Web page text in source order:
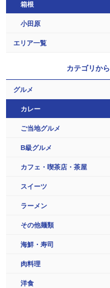
箱根
小田原
エリア一覧
カテゴリから
グルメ
カレー
ご当地グルメ
B級グルメ
カフェ・喫茶店・茶屋
スイーツ
ラーメン
その他麺類
海鮮・寿司
肉料理
洋食